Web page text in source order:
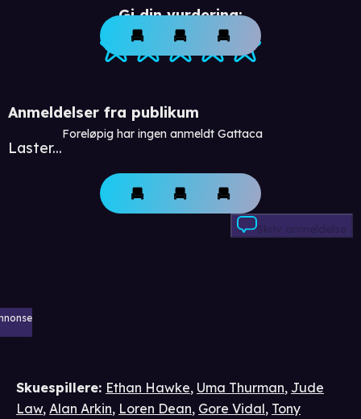
Gi din vurdering:
Anmeldelser fra publikum
Laster...
Foreløpig har ingen anmeldt Gattaca
Skriv anmeldelse
Skuespillere: Ethan Hawke, Uma Thurman, Jude
Law, Alan Arkin, Loren Dean, Gore Vidal, Tony